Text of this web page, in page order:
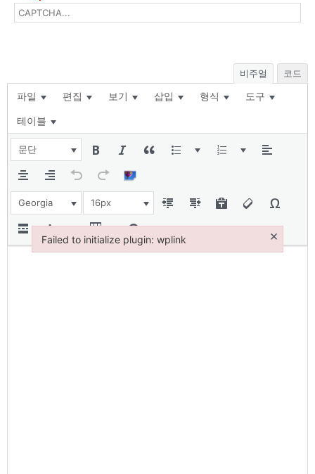
비주얼 코드
파일 편집 보기 삽입 형식 도구
테이블
문단
Georgia 16px
Failed to initialize plugin: wplink ×
Failed to initialize plugin: wplink